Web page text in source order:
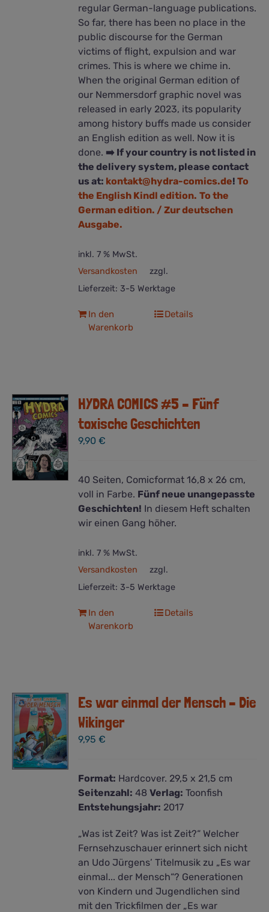
regular German-language publications.
So far, there has been no place in the
public discourse for the German
victims of flight, expulsion and war
crimes. This is where we chime in.
When the original German edition of
our Nemmersdorf graphic novel was
released in early 2023, its popularity
among history buffs made us consider
an English edition as well. Now it is
done. ➡️ If your country is not listed in
the delivery system, please contact
us at: kontakt@hydra-comics.de!To
the English Kindl edition. To the
German edition. / Zur deutschen
Ausgabe.
inkl. 7 % MwSt.
zzgl.
Versandkosten
Lieferzeit: 3-5 Werktage
In den
Warenkorb
Details
HYDRA COMICS #5 – Fünf
toxische Geschichten
9,90€
40 Seiten, Comicformat 16,8 x 26 cm,
voll in Farbe. Fünf neue unangepasste
Geschichten! In diesem Heft schalten
wir einen Gang höher.
inkl. 7 % MwSt.
zzgl.
Versandkosten
Lieferzeit: 3-5 Werktage
In den
Warenkorb
Details
Es war einmal der Mensch – Die
Wikinger
9,95€
Format: Hardcover. 29,5 x 21,5 cm
Seitenzahl: 48Verlag: Toonfish
Entstehungsjahr: 2017
„Was ist Zeit? Was ist Zeit?“ Welcher
Fernsehzuschauer erinnert sich nicht
an Udo Jürgens’ Titelmusik zu „Es war
einmal... der Mensch“? Generationen
von Kindern und Jugendlichen sind
mit den Trickfilmen der „Es war